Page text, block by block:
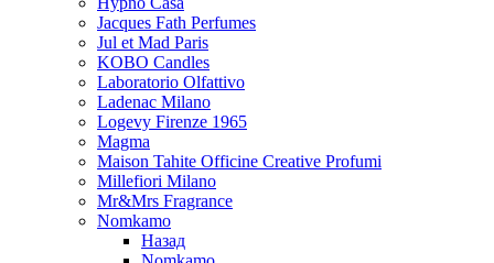
Jacques Fath Perfumes
Jul et Mad Paris
KOBO Candles
Laboratorio Olfattivo
Ladenac Milano
Logevy Firenze 1965
Magma
Maison Tahite Officine Creative Profumi
Millefiori Milano
Mr&Mrs Fragrance
Nomkamo
Назад